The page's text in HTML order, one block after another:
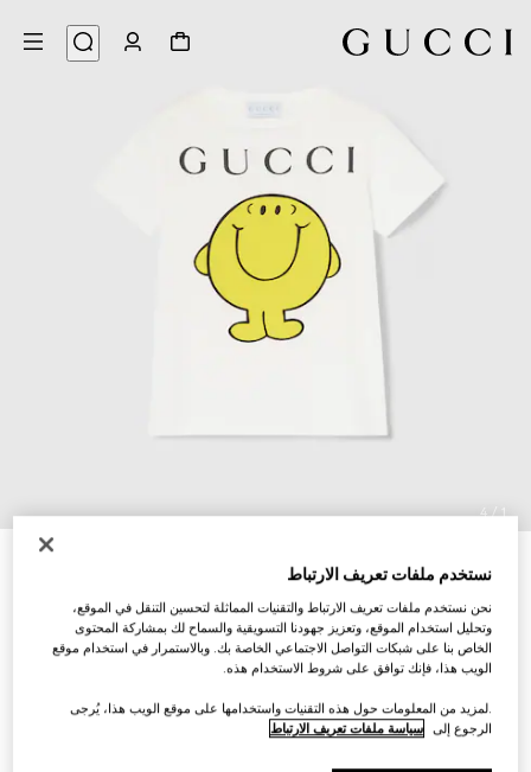
1
/
4
تي شيرت من القطن للأطفال مع طبعة
SAR 1,100
تنويعاتأبيض
نستخدم ملفات تعريف الارتباط
نحن نستخدم ملفات تعريف الارتباط والتقنيات المماثلة لتحسين التنقل في الموقع،
وتحليل استخدام الموقع، وتعزيز جهودنا التسويقية والسماح لك بمشاركة المحتوى
الخاص بنا على شبكات التواصل الاجتماعي الخاصة بك. وبالاستمرار في استخدام موقع
الويب هذا، فإنك توافق على شروط الاستخدام هذه.
.لمزيد من المعلومات حول هذه التقنيات واستخدامها على موقع الويب هذا، يُرجى
الرجوع إلى سياسة ملفات تعريف الارتباط